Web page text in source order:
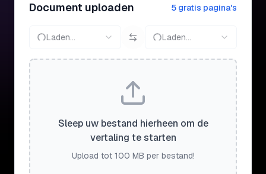
Document uploaden 5 gratis pagina's
Laden... Laden...
Sleep uw bestand hierheen om de
vertaling te starten
Upload tot 100 MB per bestand!